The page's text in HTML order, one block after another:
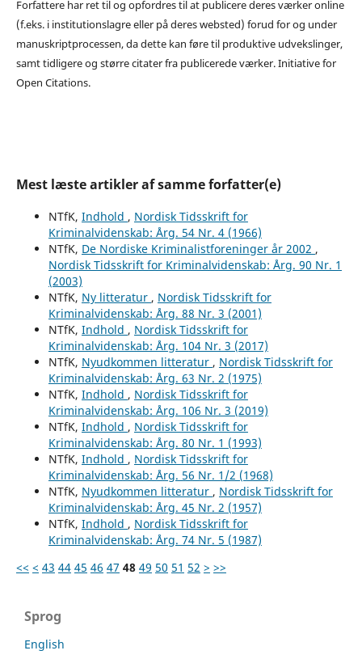
Forfattere har ret til og opfordres til at publicere deres værker online
(f.eks. i institutionslagre eller på deres websted) forud for og under
manuskriptprocessen, da dette kan føre til produktive udvekslinger,
samt tidligere og større citater fra publicerede værker. Initiative for
Open Citations.
Mest læste artikler af samme forfatter(e)
NTfK, Indhold , Nordisk Tidsskrift for
Kriminalvidenskab: Årg. 54 Nr. 4 (1966)
NTfK, De Nordiske Kriminalistforeninger år 2002 ,
Nordisk Tidsskrift for Kriminalvidenskab: Årg. 90 Nr. 1
(2003)
NTfK, Ny litteratur , Nordisk Tidsskrift for
Kriminalvidenskab: Årg. 88 Nr. 3 (2001)
NTfK, Indhold , Nordisk Tidsskrift for
Kriminalvidenskab: Årg. 104 Nr. 3 (2017)
NTfK, Nyudkommen litteratur , Nordisk Tidsskrift for
Kriminalvidenskab: Årg. 63 Nr. 2 (1975)
NTfK, Indhold , Nordisk Tidsskrift for
Kriminalvidenskab: Årg. 106 Nr. 3 (2019)
NTfK, Indhold , Nordisk Tidsskrift for
Kriminalvidenskab: Årg. 80 Nr. 1 (1993)
NTfK, Indhold , Nordisk Tidsskrift for
Kriminalvidenskab: Årg. 56 Nr. 1/2 (1968)
NTfK, Nyudkommen litteratur , Nordisk Tidsskrift for
Kriminalvidenskab: Årg. 45 Nr. 2 (1957)
NTfK, Indhold , Nordisk Tidsskrift for
Kriminalvidenskab: Årg. 74 Nr. 5 (1987)
<< < 43 44 45 46 47 48 49 50 51 52 > >>
Sprog
English